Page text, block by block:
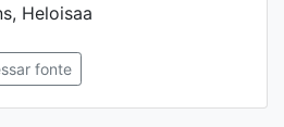
Heloisaa
fonte